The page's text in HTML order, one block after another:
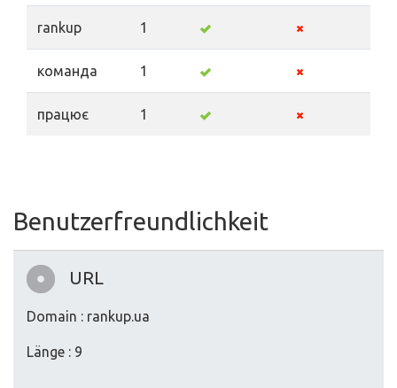
rankup 1
команда 1
працює 1
Benutzerfreundlichkeit
URL
Domain : rankup.ua
Länge : 9